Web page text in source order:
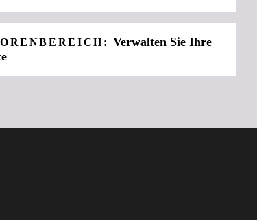
Verwalten Sie Ihre